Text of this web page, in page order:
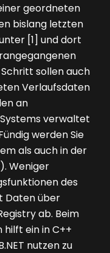
geordneten
bislang letzten
[1] und dort
sollen auch
Verlaufsdaten
an
verwaltet
werden Sie
als auch in der
Weniger
des
Daten über
ab. Beim
ein in C++
nutzen zu